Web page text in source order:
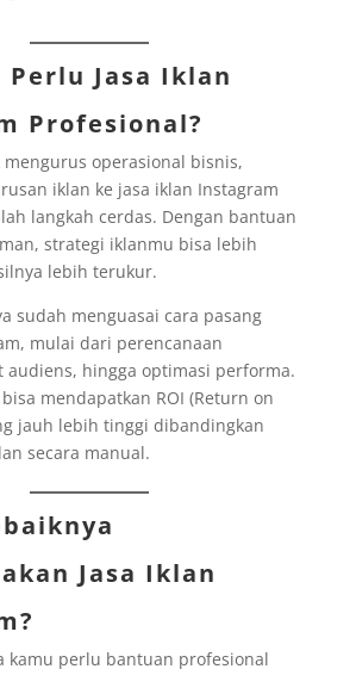
Perlu Jasa Iklan
Profesional?
mengurus operasional bisnis,
iklan ke jasa iklan Instagram
langkah cerdas. Dengan bantuan
strategi iklanmu bisa lebih
lebih terukur.
sudah menguasai cara pasang
mulai dari perencanaan
audiens, hingga optimasi performa.
mendapatkan ROI (Return on
jauh lebih tinggi dibandingkan
secara manual.
Jasa Iklan
kamu perlu bantuan profesional